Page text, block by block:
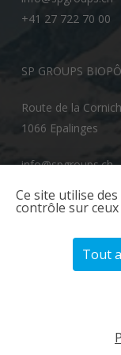
+41 27 722 70 00
SP GROUPS
Route de la
1066 Epalinges
info@spgroups.ch
Ce site utilise
contrôle sur
Tout